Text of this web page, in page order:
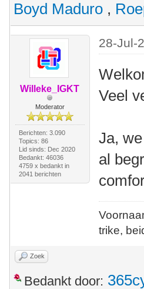
Boyd Maduro ,
Willeke_IGKT
Moderator
Berichten: 3.090
Topics: 86
Lid sinds: Dec 2020
Bedankt: 46036
4759 x bedankt in
2041 berichten
28-Jul-
Veel
Ja,
al
trike,
Zoek
Bedankt door: